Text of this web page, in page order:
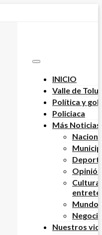
INICIO
Valle de
Política y
Policiaca
Más Noticias
Opinión
Cultura
Mundo
Nuestros